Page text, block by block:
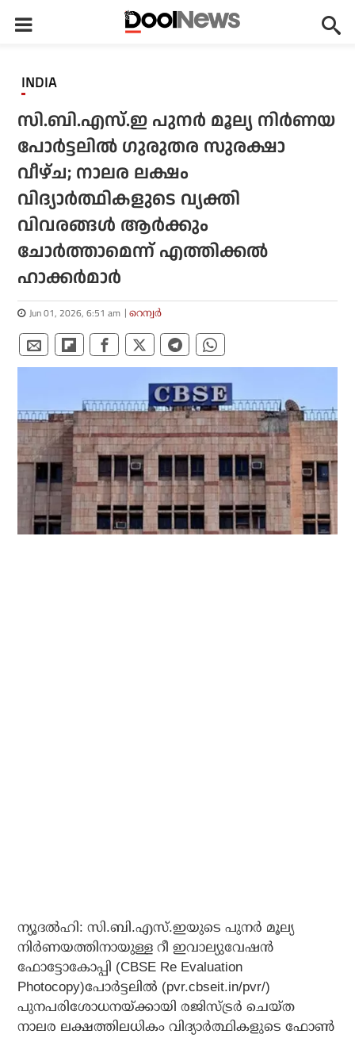
INDIA
സി.ബി.എസ്.ഇ പുനര്‍ മൂല്യ നിര്‍ണയ
പോര്‍ട്ടലില്‍ ഗുരുതര സുരക്ഷാ
വീഴ്ച; നാലര ലക്ഷം
വിദ്യാര്‍ത്ഥികളുടെ വ്യക്തി
വിവരങ്ങള്‍ ആര്‍ക്കും
ചോര്‍ത്താമെന്ന് എത്തിക്കല്‍
ഹാക്കര്‍മാര്‍
Jun 01, 2026, 6:51 am റെന്വര്‍
ന്യൂദല്‍ഹി: സി.ബി.എസ്.ഇയുടെ പുനര്‍ മൂല്യ
നിര്‍ണയത്തിനായുള്ള റീ ഇവാല്യുവേഷന്‍
ഫോട്ടോകോപ്പി (CBSE Re Evaluation
Photocopy)പോര്‍ട്ടലില്‍ (pvr.cbseit.in/pvr/)
പുനപരിശോധനയ്ക്കായി രജിസ്ട്രര്‍ ചെയ്ത
നാലര ലക്ഷത്തിലധികം വിദ്യാര്‍ത്ഥികളുടെ ഫോണ്‍